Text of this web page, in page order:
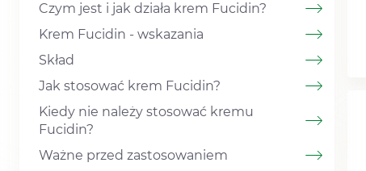
Czym jest i jak działa krem Fucidin?
Krem Fucidin - wskazania
Skład
Jak stosować krem Fucidin?
Kiedy nie należy stosować kremu
Fucidin?
Ważne przed zastosowaniem